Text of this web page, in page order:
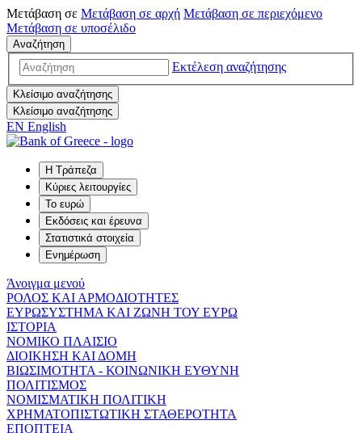
Μετάβαση σε Μετάβαση σε αρχή Μετάβαση σε περιεχόμενο
Μετάβαση σε υποσέλιδο
Αναζήτηση
Εκτέλεση αναζήτησης
Κλείσιμο αναζήτησης
Κλείσιμο αναζήτησης
EN English
Η Τράπεζα
Κύριες λειτουργίες
Το ευρώ
Εκδόσεις και έρευνα
Στατιστικά στοιχεία
Ενημέρωση
Άνοιγμα μενού
ΡΟΛΟΣ ΚΑΙ ΑΡΜΟΔΙΟΤΗΤΕΣ
ΕΥΡΩΣΥΣΤΗΜΑ ΚΑΙ ΖΩΝΗ ΤΟΥ ΕΥΡΩ
ΙΣΤΟΡΙΑ
ΝΟΜΙΚΟ ΠΛΑΙΣΙΟ
ΔΙΟΙΚΗΣΗ ΚΑΙ ΔΟΜΗ
ΒΙΩΣΙΜΟΤΗΤΑ - ΚΟΙΝΩΝΙΚΗ ΕΥΘΥΝΗ
ΠΟΛΙΤΙΣΜΟΣ
ΝΟΜΙΣΜΑΤΙΚΗ ΠΟΛΙΤΙΚΗ
ΧΡΗΜΑΤΟΠΙΣΤΩΤΙΚΗ ΣΤΑΘΕΡΟΤΗΤΑ
ΕΠΟΠΤΕΙΑ